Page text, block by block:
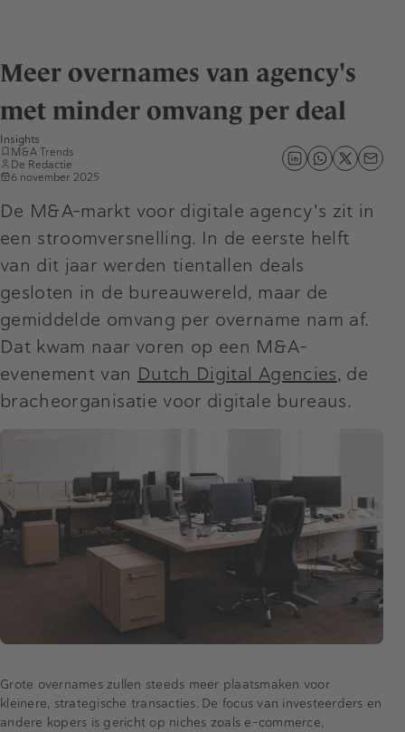
Meer overnames van agency's
met minder omvang per deal
Insights
M&A Trends
De Redactie
6 november 2025
De M&A-markt voor digitale agency's zit in
een stroomversnelling. In de eerste helft
van dit jaar werden tientallen deals
gesloten in de bureauwereld, maar de
gemiddelde omvang per overname nam af.
Dat kwam naar voren op een M&A-
evenement van Dutch Digital Agencies, de
bracheorganisatie voor digitale bureaus.
Grote overnames zullen steeds meer plaatsmaken voor
kleinere, strategische transacties. De focus van investeerders en
andere kopers is gericht op niches zoals e-commerce,